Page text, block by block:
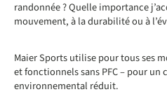
randonnée ? Quelle importance
mouvement, à la durabilité ou à
Maier Sports utilise pour tous ses
et fonctionnels sans PFC – pour
environnemental réduit.